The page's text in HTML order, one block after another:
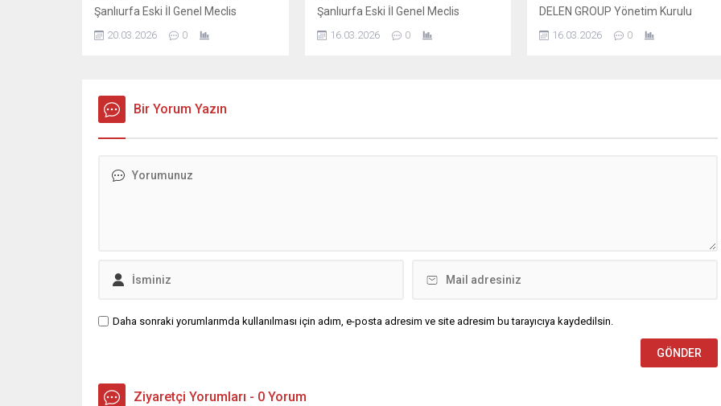
Şanlıurfa Eski İl Genel Meclis
Başkanı ve İş insanı Mustafa YAVUZ
Ramazan Bayramı dolayısıyla
sabır, yardımlaşma ve dayanışma
duygularının güçlendiğini belirterek,
bayramların ise bu güzel değerlerin
müstesna zamanlar olduğunu ifade
20.03.2026 0
Şanlıurfa Eski İl Genel Meclis
Başkanı ve iş insanı Mustafa YAVUZ
Kadir Gecesi dolayısıyla yayımladığı
hayırlı olduğu müjdelenen Kadir
16.03.2026 0
DELEN GROUP Yönetim Kurulu
Başkanı ve Şanlıurfaspor Asbaşkanı
Osman Delen, mübarek Kadir
gecenin birlik, beraberlik ve
16.03.2026 0
Bir Yorum Yazın
Daha sonraki yorumlarımda kullanılması için adım, e-posta adresim ve site adresim bu tarayıcıya kaydedilsin.
Ziyaretçi Yorumları - 0 Yorum